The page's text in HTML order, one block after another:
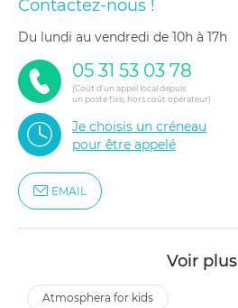
Contactez-nous !
du lundi au vendredi de 10h à 17h
05 31 53 03 78
(Coût d'un appel local depuis
un poste fixe, hors coût opérateur)
Je choisis un créneau
pour être appelé
EMAIL
Voir plus
atmosphera for kids